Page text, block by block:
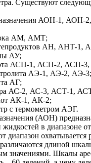
Существуют
АОН-1, АОН-
АМ, АМТ;
АН, АНТ-1,
АУ;
АСП-1, АСП-2, АСП-
АЭ-1, АЭ-2, АЭ-3;
АГ;
АС-2, АС-3, АСТ-1,
АК-1, АК-2;
с термометром АЭГ.
(АОН)
в диапазоне
диапазон охватывается
длиной
значениями. Шкалы